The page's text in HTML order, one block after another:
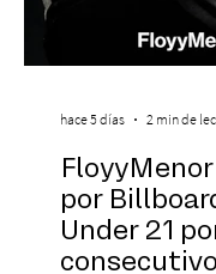
FloyyMenor
por
Under 21
consecutivo
hace 5 días 2 min de